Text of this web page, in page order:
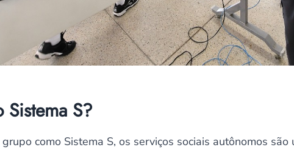
S?
como Sistema S, os serviços sociais autônomos